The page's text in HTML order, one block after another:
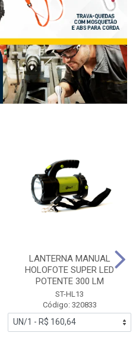
LANTERNA MANUAL
HOLOFOTE SUPER LED
POTENTE 300 LM
ST-HL13
Código: 320833